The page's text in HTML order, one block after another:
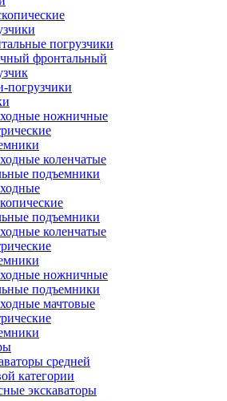
погрузчики
фронтальный
ножничные
коленчатые
подъемники
подъемники
коленчатые
ножничные
подъемники
мачтовые
средней
категории
экскаваторы